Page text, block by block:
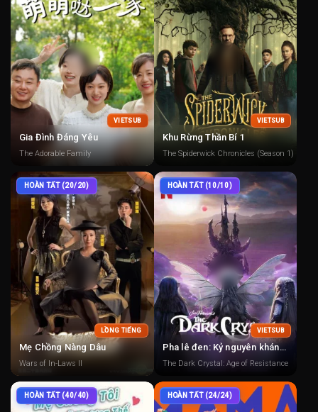
VIETSUB
Gia Đình Đáng Yêu
The Adorable Family
VIETSUB
Khu Rừng Thần Bí 1
The Spiderwick Chronicles (Season 1)
HOÀN TẤT (20/20)
LỒNG TIẾNG
Mẹ Chồng Nàng Dâu
Wars of In-Laws II
HOÀN TẤT (10/10)
VIETSUB
Pha lê đen: Kỷ nguyên kháng chiến
The Dark Crystal: Age of Resistance
HOÀN TẤT (40/40) HOÀN TẤT (24/24)